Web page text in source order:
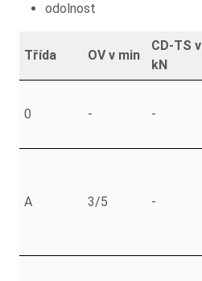
odolnost
Třída OV v min
CD-TS v
kN
0 - -
A 3/5 -